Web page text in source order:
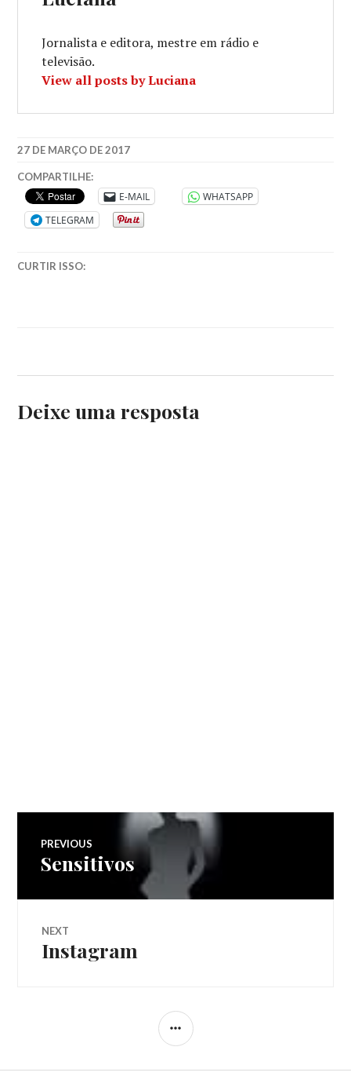
Jornalista e editora, mestre em rádio e
televisão.
View all posts by Luciana
27 DE MARÇO DE 2017
COMPARTILHE:
E-MAIL
WHATSAPP
TELEGRAM
CURTIR ISSO:
Deixe uma resposta
Navegação
de
Post
PREVIOUS
Previous
Sensitivos
NEXT
Next
Instagram
SIDEBAR